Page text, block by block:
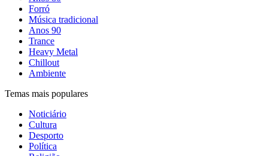
Forró
Música tradicional
Anos 90
Trance
Heavy Metal
Chillout
Ambiente
Temas mais populares
Noticiário
Cultura
Desporto
Política